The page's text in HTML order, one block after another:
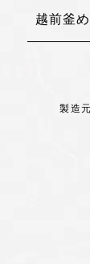
越前釜
製造